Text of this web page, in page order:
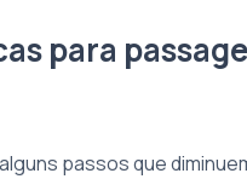
para
passos que